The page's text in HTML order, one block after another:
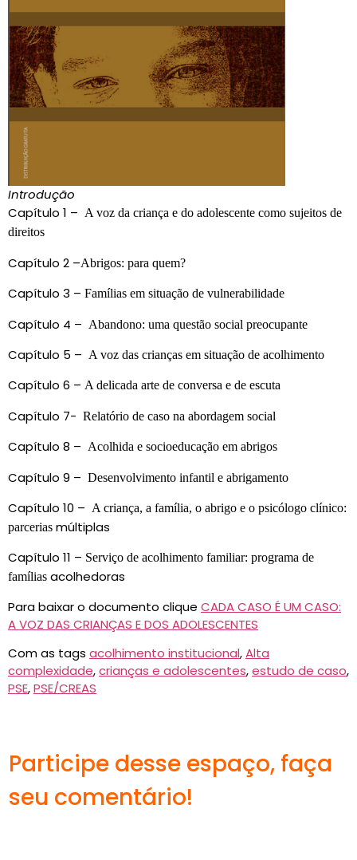
Introdução
Capítulo 1 – A voz da criança e do adolescente como sujeitos de
direitos
Capítulo 2 –Abrigos: para quem?
Capítulo 3 – Famílias em situação de vulnerabilidade
Capítulo 4 – Abandono: uma questão social preocupante
Capítulo 5 – A voz das crianças em situação de acolhimento
Capítulo 6 – A delicada arte de conversa e de escuta
Capítulo 7- Relatório de caso na abordagem social
Capítulo 8 – Acolhida e socioeducação em abrigos
Capítulo 9 – Desenvolvimento infantil e abrigamento
Capítulo 10 – A criança, a família, o abrigo e o psicólogo clínico:
parcerias múltiplas
Capítulo 11 – Serviço de acolhimento familiar: programa de
famílias acolhedoras
Para baixar o documento clique CADA CASO É UM CASO:
A VOZ DAS CRIANÇAS E DOS ADOLESCENTES
Com as tags acolhimento institucional,Alta
complexidade,crianças e adolescentes,estudo de caso,
PSE,PSE/CREAS
Participe desse espaço, faça
seu comentário!